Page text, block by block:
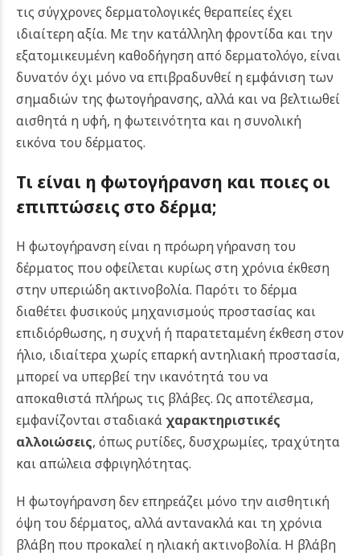
τις σύγχρονες δερματολογικές θεραπείες έχει
ιδιαίτερη αξία. Με την κατάλληλη φροντίδα και την
εξατομικευμένη καθοδήγηση από δερματολόγο, είναι
δυνατόν όχι μόνο να επιβραδυνθεί η εμφάνιση των
σημαδιών της φωτογήρανσης, αλλά και να βελτιωθεί
αισθητά η υφή, η φωτεινότητα και η συνολική
εικόνα του δέρματος.
Τι είναι η φωτογήρανση και ποιες οι
επιπτώσεις στο δέρμα;
Η φωτογήρανση είναι η πρόωρη γήρανση του
δέρματος που οφείλεται κυρίως στη χρόνια έκθεση
στην υπεριώδη ακτινοβολία. Παρότι το δέρμα
διαθέτει φυσικούς μηχανισμούς προστασίας και
επιδιόρθωσης, η συχνή ή παρατεταμένη έκθεση στον
ήλιο, ιδιαίτερα χωρίς επαρκή αντηλιακή προστασία,
μπορεί να υπερβεί την ικανότητά του να
αποκαθιστά πλήρως τις βλάβες. Ως αποτέλεσμα,
εμφανίζονται σταδιακά χαρακτηριστικές
αλλοιώσεις, όπως ρυτίδες, δυσχρωμίες, τραχύτητα
και απώλεια σφριγηλότητας.
Η φωτογήρανση δεν επηρεάζει μόνο την αισθητική
όψη του δέρματος, αλλά αντανακλά και τη χρόνια
βλάβη που προκαλεί η ηλιακή ακτινοβολία. Η βλάβη